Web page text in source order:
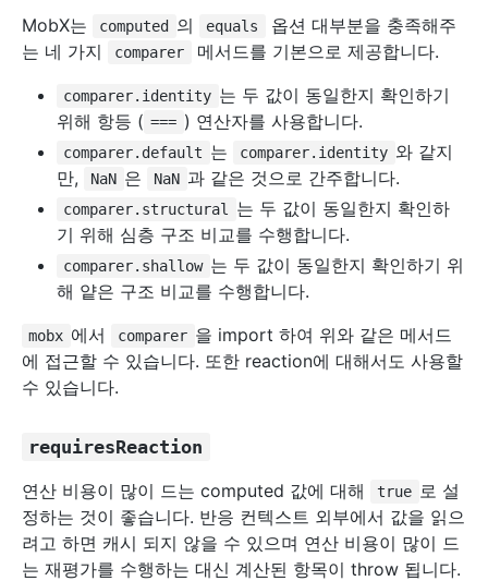
MobX는
computed 의 equals
옵션 대부분을 충족해주
는 네 가지
comparer 메서드를 기본으로 제공합니다.
comparer.identity 는 두 값이 동일한지 확인하기
위해 항등 ( === ) 연산자를 사용합니다.
comparer.default 는 comparer.identity 와 같지
만,
NaN 은 NaN 과 같은 것으로 간주합니다.
comparer.structural
는 두 값이 동일한지 확인하
기 위해 심층 구조 비교를 수행합니다.
comparer.shallow 는 두 값이 동일한지 확인하기 위
해 얕은 구조 비교를 수행합니다.
mobx 에서 comparer 을 import 하여 위와 같은 메서드
에 접근할 수 있습니다. 또한 reaction에 대해서도 사용할
수 있습니다.
requiresReaction
연산 비용이 많이 드는 computed 값에 대해
true
로 설
정하는 것이 좋습니다. 반응 컨텍스트 외부에서 값을 읽으
려고 하면 캐시 되지 않을 수 있으며 연산 비용이 많이 드
는 재평가를 수행하는 대신 계산된 항목이 throw 됩니다.